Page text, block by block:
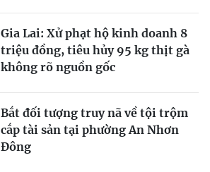
Gia Lai: Xử phạt hộ kinh doanh 8
triệu đồng, tiêu hủy 95 kg thịt gà
không rõ nguồn gốc
Bắt đối tượng truy nã về tội trộm
cắp tài sản tại phường An Nhơn
Đông